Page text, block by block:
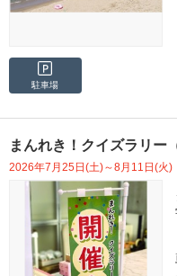
駐車場
まんれき！クイズラリー
2026年7月25日(土)～8月11日(火)